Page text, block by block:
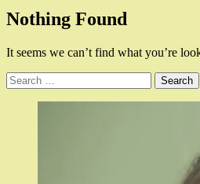
Nothing Found
It seems we can’t find what you’re
Search